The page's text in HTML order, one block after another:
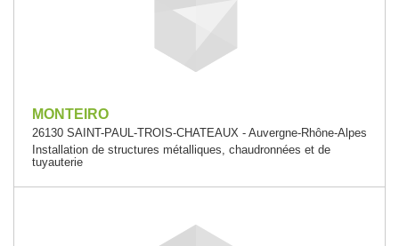
MONTEIRO
26130 SAINT-PAUL-TROIS-CHATEAUX - Auvergne-Rhône-Alpes
Installation de structures métalliques, chaudronnées et de
tuyauterie